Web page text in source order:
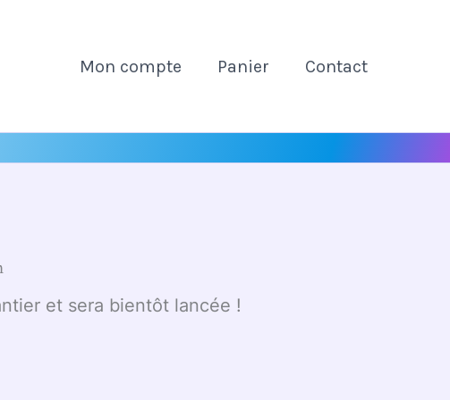
Mon compte Panier Contact
et sera bientôt lancée !